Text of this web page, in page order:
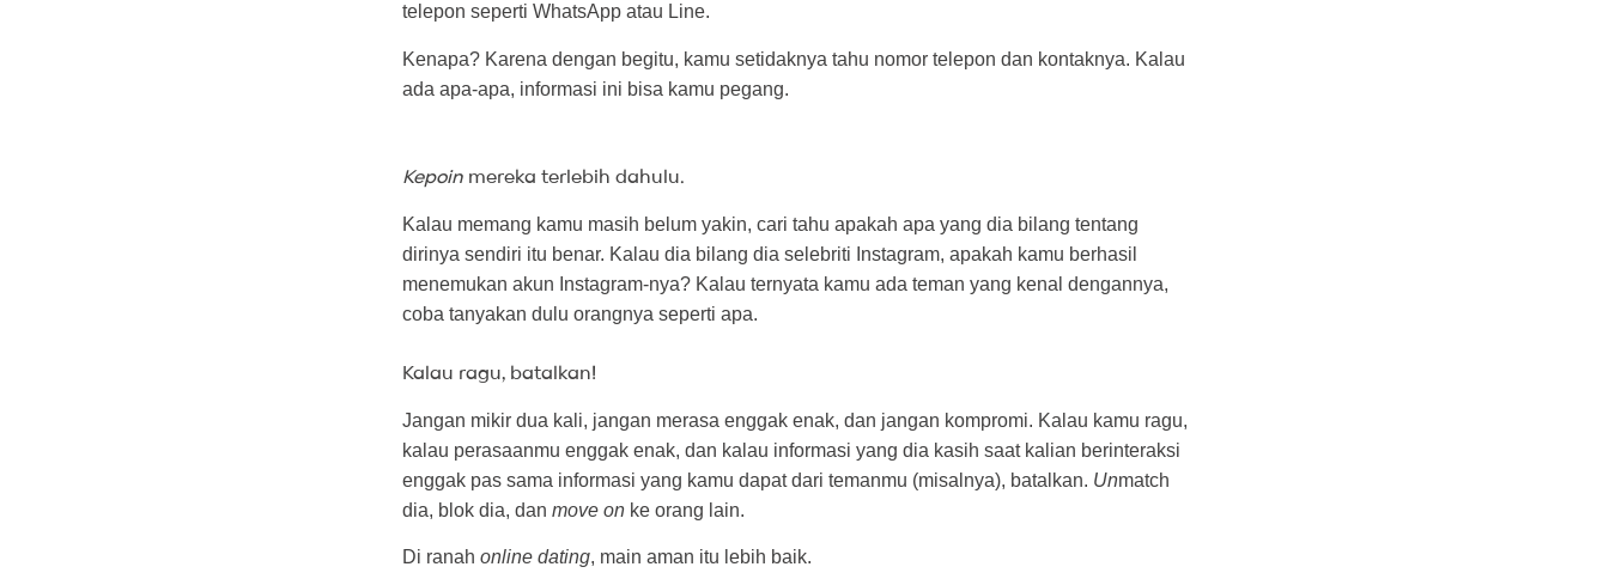
telepon seperti WhatsApp atau Line.
Kenapa? Karena dengan begitu, kamu setidaknya tahu nomor telepon dan kontaknya. Kalau
ada apa-apa, informasi ini bisa kamu pegang.
Kepoin mereka terlebih dahulu.
Kalau memang kamu masih belum yakin, cari tahu apakah apa yang dia bilang tentang
dirinya sendiri itu benar. Kalau dia bilang dia selebriti Instagram, apakah kamu berhasil
menemukan akun Instagram-nya? Kalau ternyata kamu ada teman yang kenal dengannya,
coba tanyakan dulu orangnya seperti apa.
Kalau ragu, batalkan!
Jangan mikir dua kali, jangan merasa enggak enak, dan jangan kompromi. Kalau kamu ragu,
kalau perasaanmu enggak enak, dan kalau informasi yang dia kasih saat kalian berinteraksi
enggak pas sama informasi yang kamu dapat dari temanmu (misalnya), batalkan. Unmatch
dia, blok dia, dan move on ke orang lain.
Di ranah online dating, main aman itu lebih baik.